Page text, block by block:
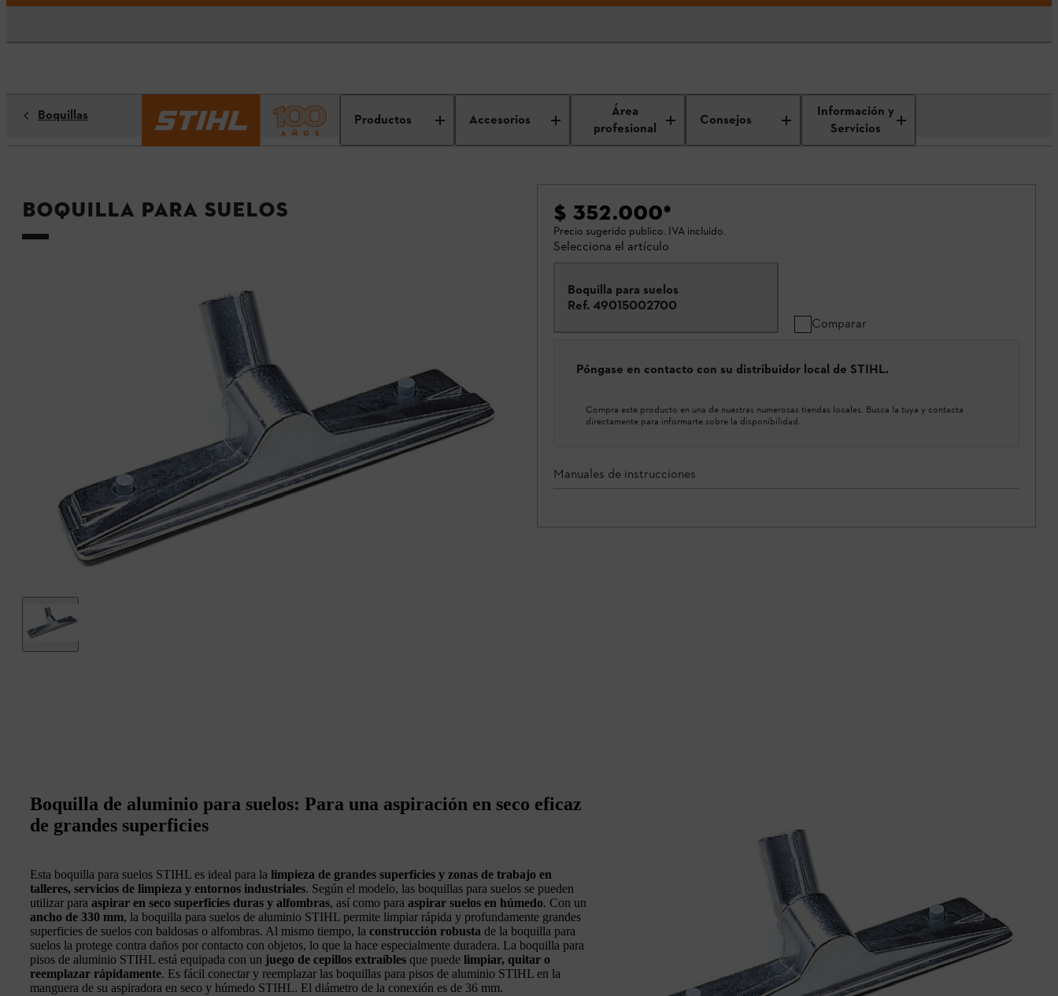
Productos Accesorios
Área
profesional
Consejos
Información y
Servicios
Boquillas
Boquilla para suelos $ 352.000*
Precio sugerido publico. IVA incluido.
Selecciona el artículo
Boquilla para suelos
Ref. 49015002700
Comparar
Póngase en contacto con su distribuidor local de STIHL.
Compra este producto en una de nuestras numerosas tiendas locales. Busca la tuya y contacta
directamente para informarte sobre la disponibilidad.
Manuales de instrucciones
Boquilla de aluminio para suelos: Para una aspiración en seco eficaz
de grandes superficies
Esta boquilla para suelos STIHL es ideal para la limpieza de grandes superficies y zonas de trabajo en
talleres, servicios de limpieza y entornos industriales. Según el modelo, las boquillas para suelos se pueden
utilizar para aspirar en seco superficies duras y alfombras, así como para aspirar suelos en húmedo. Con un
ancho de 330 mm, la boquilla para suelos de aluminio STIHL permite limpiar rápida y profundamente grandes
superficies de suelos con baldosas o alfombras. Al mismo tiempo, la construcción robusta de la boquilla para
suelos la protege contra daños por contacto con objetos, lo que la hace especialmente duradera. La boquilla para
pisos de aluminio STIHL está equipada con un juego de cepillos extraíbles que puede limpiar, quitar o
reemplazar rápidamente. Es fácil conectar y reemplazar las boquillas para pisos de aluminio STIHL en la
manguera de su aspiradora en seco y húmedo STIHL. El diámetro de la conexión es de 36 mm.